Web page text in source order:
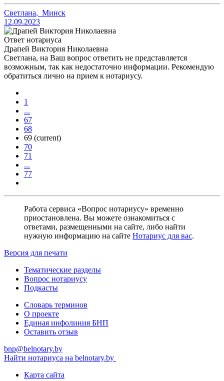
Светлана, Минск
12.09.2023
Ответ нотариуса
Драпей Виктория Николаевна
Светлана, на Ваш вопрос ответить не представляется
возможным, так как недостаточно информации. Рекомендую
обратиться лично на прием к нотариусу.
1
...
67
68
69 (current)
70
71
...
77
Работа сервиса «Вопрос нотариусу» временно
приостановлена. Вы можете ознакомиться с
ответами, размещенными на сайте, либо найти
нужную информацию на сайте Нотариус для вас.
Версия для печати
Тематические разделы
Вопрос нотариусу
Подкасты
Словарь терминов
О проекте
Единая инфолиния БНП
Оставить отзыв
bnp@belnotary.by
Найти нотариуса на belnotary.by
Карта сайта